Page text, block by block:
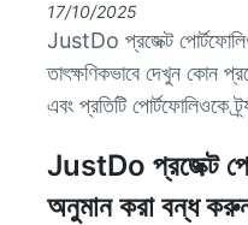
17/10/2025
JustDo প্রজেক্ট
তাৎক্ষণিকভাবে দেখুন কোন
এবং প্রতিটি পোর্টফোলিওকে
JustDo প্রজেক্ট
অনুমান করা বন্ধ